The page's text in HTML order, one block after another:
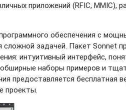
приложений (RFIC, MMIC),
обеспечения с
задачей. Пакет Sonnet
интуитивный интерфейс,
наборы примеров и
предоставляется бесплатная
проекты.